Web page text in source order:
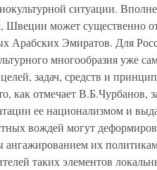
ситуации.
Швеции может существенно
Арабских Эмиратов. Для
многообразия уже
задач, средств и
как отмечает В.Б.Чурбанов,
ее национализмом и
вождей могут
ангажированием их
таких элементов